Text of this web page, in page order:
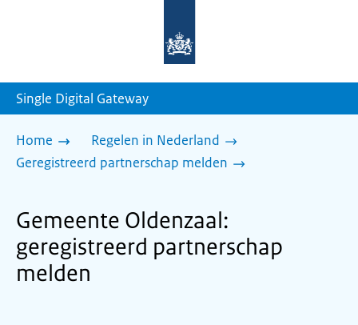
homepage
Single Digital Gateway
Home
Regelen in Nederland
Geregistreerd partnerschap melden
Gemeente Oldenzaal:
geregistreerd partnerschap
melden